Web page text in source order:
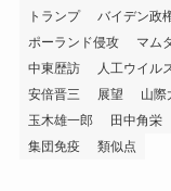
トランプ
バイデン政
ポーランド侵攻
マム
中東歴訪
人工ウイル
安倍晋三
展望 山際
玉木雄一郎
田中角栄
集団免疫
類似点